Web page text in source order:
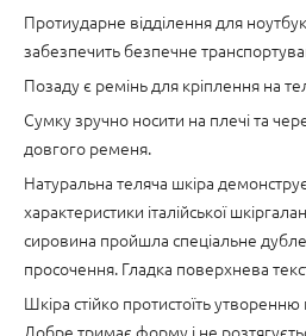
Протиударне відділення для
забезпечить безпечне
Позаду є ремінь для кріплення на
Сумку зручно носити на плечі та
довгого ременя.
Натуральна теляча шкіра
характеристики італійської
сировина пройшла спеціальне
просочення. Гладка поверхнева
Шкіра стійко протистоїть
Добре тримає форму і не